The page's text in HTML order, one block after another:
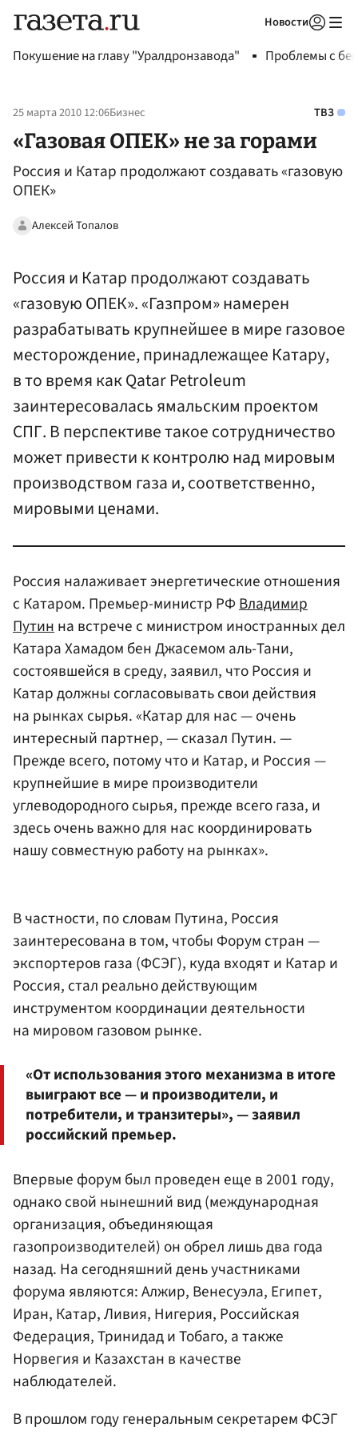
Новости
Покушение на главу "Уралдронзавода" Проблемы с
25 марта 2010 12:06Бизнес ТВЗ
«Газовая ОПЕК» не за горами
Россия и Катар продолжают создавать «газовую
ОПЕК»
Алексей Топалов
Россия и Катар продолжают создавать
«газовую ОПЕК». «Газпром» намерен
разрабатывать крупнейшее в мире газовое
месторождение, принадлежащее Катару,
в то время как Qatar Petroleum
заинтересовалась ямальским проектом
СПГ. В перспективе такое сотрудничество
может привести к контролю над мировым
производством газа и, соответственно,
мировыми ценами.
Россия налаживает энергетические отношения
с Катаром. Премьер-министр РФВладимир
Путин на встрече с министром иностранных дел
Катара Хамадом бен Джасемом аль-Тани,
состоявшейся в среду, заявил, что Россия и
Катар должны согласовывать свои действия
на рынках сырья. «Катар для нас — очень
интересный партнер, — сказал Путин. —
Прежде всего, потому что и Катар, и Россия —
крупнейшие в мире производители
углеводородного сырья, прежде всего газа, и
здесь очень важно для нас координировать
нашу совместную работу на рынках».
В частности, по словам Путина, Россия
заинтересована в том, чтобы Форум стран —
экспортеров газа (ФСЭГ), куда входят и Катар и
Россия, стал реально действующим
инструментом координации деятельности
на мировом газовом рынке.
«От использования этого механизма в итоге
выиграют все — и производители, и
потребители, и транзитеры», — заявил
российский премьер.
Впервые форум был проведен еще в 2001 году,
однако свой нынешний вид (международная
организация, объединяющая
газопроизводителей) он обрел лишь два года
назад. На сегодняшний день участниками
форума являются: Алжир, Венесуэла, Египет,
Иран, Катар, Ливия, Нигерия, Российская
Федерация, Тринидад и Тобаго, а также
Норвегия и Казахстан в качестве
наблюдателей.
В прошлом году генеральным секретарем ФСЭГ